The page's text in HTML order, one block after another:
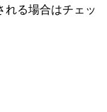
れる場合はチェッ